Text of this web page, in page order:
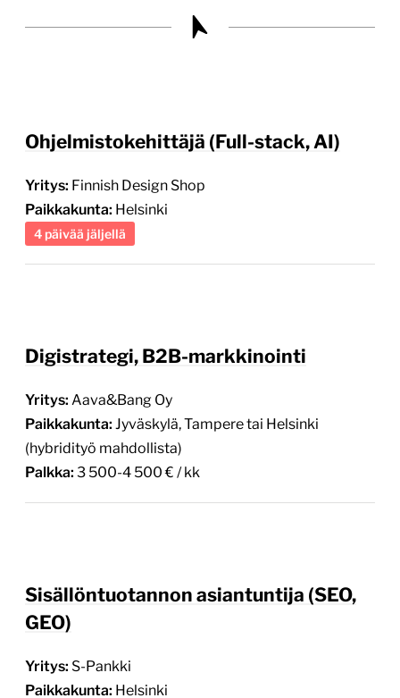
Ohjelmistokehittäjä (Full-stack, AI)
Yritys: Finnish Design Shop
Paikkakunta: Helsinki
4 päivää jäljellä
Digistrategi, B2B-markkinointi
Yritys: Aava&Bang Oy
Paikkakunta: Jyväskylä, Tampere tai Helsinki
(hybridityö mahdollista)
Palkka: 3 500-4 500 € / kk
Sisällöntuotannon asiantuntija (SEO,
GEO)
Yritys: S-Pankki
Paikkakunta: Helsinki